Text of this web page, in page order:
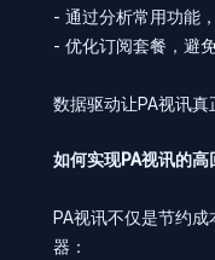
- 通过分析常用功能
- 优化订阅套餐，避
数据驱动让PA视讯真
如何实现PA视讯的
PA视讯不仅是节约
器：